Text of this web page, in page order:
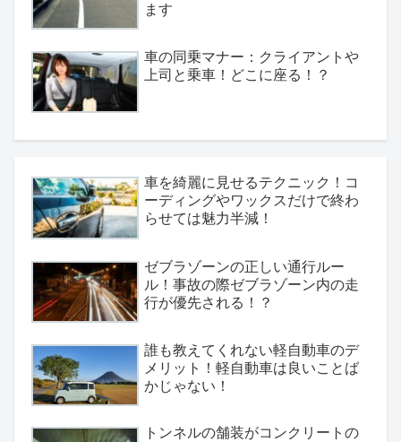
ます
車の同乗マナー：クライアントや
上司と乗車！どこに座る！？
車を綺麗に見せるテクニック！コ
ーディングやワックスだけで終わ
らせては魅力半減！
ゼブラゾーンの正しい通行ルー
ル！事故の際ゼブラゾーン内の走
行が優先される！？
誰も教えてくれない軽自動車のデ
メリット！軽自動車は良いことば
かじゃない！
トンネルの舗装がコンクリートの